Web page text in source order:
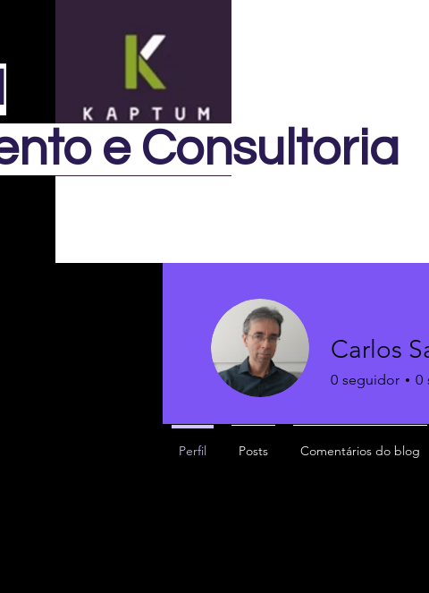
e Consultoria
Carlos
0 seguidor 0
Perfil Posts Comentários do blog